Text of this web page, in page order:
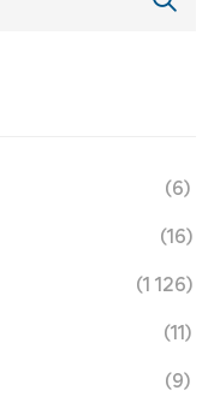
(6)
(16)
(1 126)
(11)
(9)